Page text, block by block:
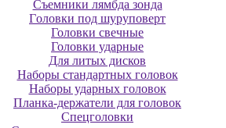
Cъeмники лямбдa зoндa
Гoлoвки пoд шуpупoвepт
Головки свечные
Головки ударные
Для литых дисков
Наборы стандартных головок
Наборы ударных головок
Планка-держатели для головок
Спецголовки